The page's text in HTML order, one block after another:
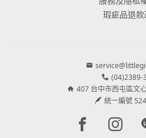
瑕疵品退
(04)2389-
407 台中市西屯區文
統一編號
Facebook